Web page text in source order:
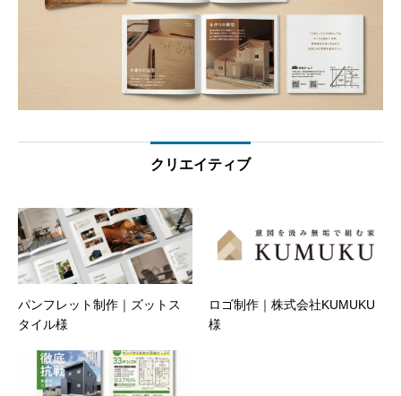
クリエイティブ
パンフレット制作｜ズットス
タイル様
ロゴ制作｜株式会社KUMUKU
様